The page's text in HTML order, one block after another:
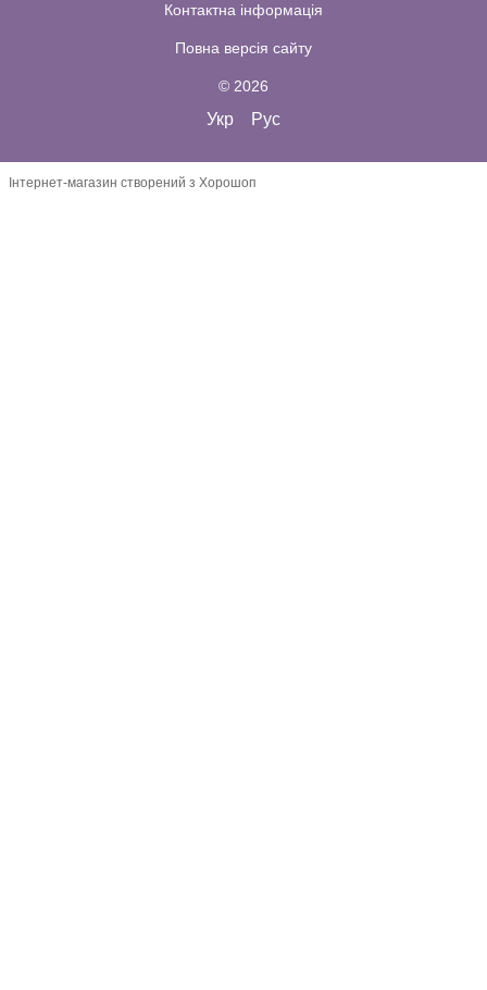
Контактна інформація
Повна версія сайту
© 2026
Укр Рус
Інтернет-магазин створений з Хорошоп